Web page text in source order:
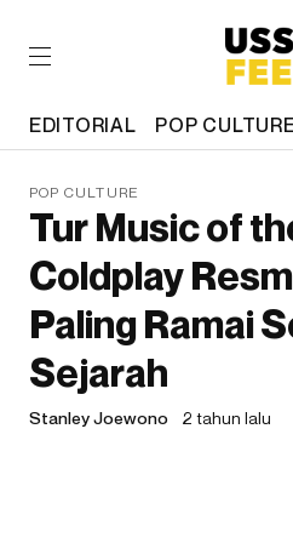
EDITORIAL POP
POP CULTURE
Tur Music of
Coldplay
Paling Ramai
Sejarah
Stanley Joewono 2 tahun lalu